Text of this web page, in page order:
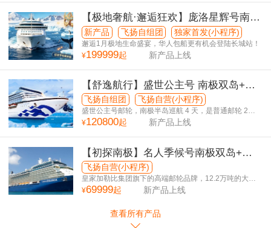
【极地奢航·邂逅狂欢】庞洛星辉号南极
半岛+南美5国+巴西狂欢节 36日游
新产品 飞扬自组团 独家首发(小程序)
邂逅1月极地生命盛宴，华人包船更有机会登陆长城站！
¥199999起 新产品上线
【舒逸航行】盛世公主号 南极双岛+南
美5国38日游 复活节岛升级版
飞扬自组团 飞扬自营(小程序)
盛世公主号邮轮，南极半岛巡航 4 天，是普通邮轮 2
倍！
¥120800起 新产品上线
【初探南极】名人季候号南极双岛+南
美3国25日游
飞扬自营(小程序)
皇家加勒比集团旗下的高端邮轮品牌，12.2万吨的大型
邮轮，为您提供更平稳、丰富前往世界尽头的旅行体
¥69999起 新产品上线
查看所有产品